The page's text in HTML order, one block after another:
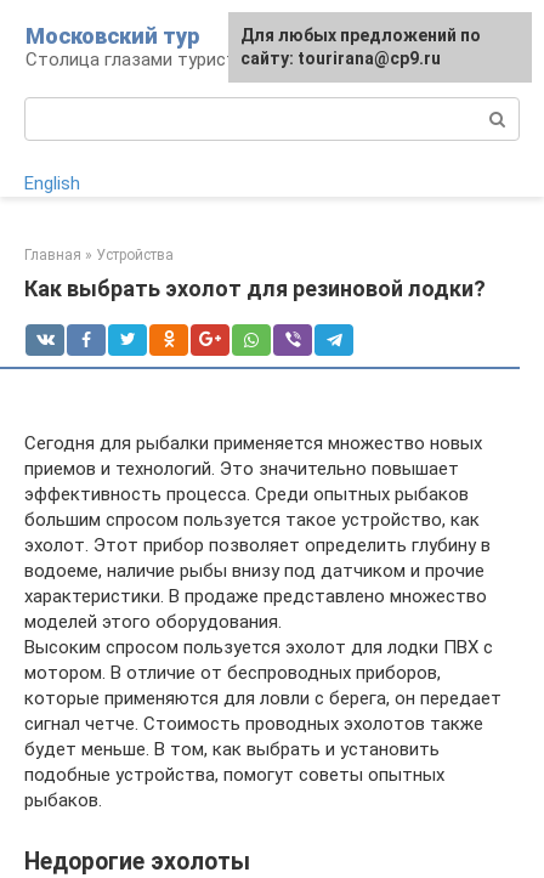
контенту
Московский тур
Столица глазами туриста
English
Главная » Устройства
Как выбрать эхолот для резиновой лодки?
Сегодня для рыбалки применяется множество новых
приемов и технологий. Это значительно повышает
эффективность процесса. Среди опытных рыбаков
большим спросом пользуется такое устройство, как
эхолот. Этот прибор позволяет определить глубину в
водоеме, наличие рыбы внизу под датчиком и прочие
характеристики. В продаже представлено множество
моделей этого оборудования.
Высоким спросом пользуется эхолот для лодки ПВХ с
мотором. В отличие от беспроводных приборов,
которые применяются для ловли с берега, он передает
сигнал четче. Стоимость проводных эхолотов также
будет меньше. В том, как выбрать и установить
подобные устройства, помогут советы опытных
рыбаков.
Недорогие эхолоты
Для любых предложений по
сайту: tourirana@cp9.ru